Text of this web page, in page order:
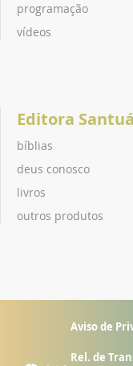
programação
vídeos
Editora
bíblias
deus conosco
livros
outros produtos
Aviso de
Rel. de